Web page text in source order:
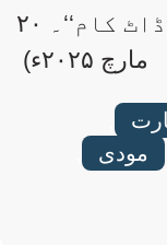
(بحوالہ: ’’دی وائر اردو ڈاٹ کام‘‘۔ ۲۰
مارچ ۲۰۲۵ء)
مودی